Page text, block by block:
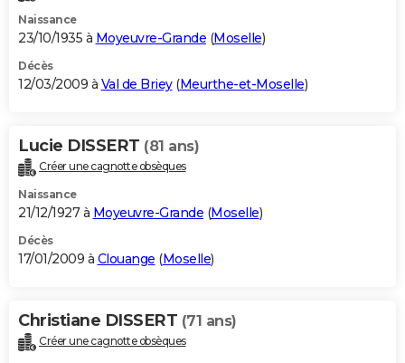
Naissance
23/10/1935 à Moyeuvre-Grande (Moselle)
Décès
12/03/2009 à Val de Briey(Meurthe-et-Moselle)
Lucie DISSERT (81 ans)
Créer une cagnotte obsèques
Naissance
21/12/1927 à Moyeuvre-Grande (Moselle)
Décès
17/01/2009 à Clouange (Moselle)
Christiane DISSERT (71 ans)
Créer une cagnotte obsèques